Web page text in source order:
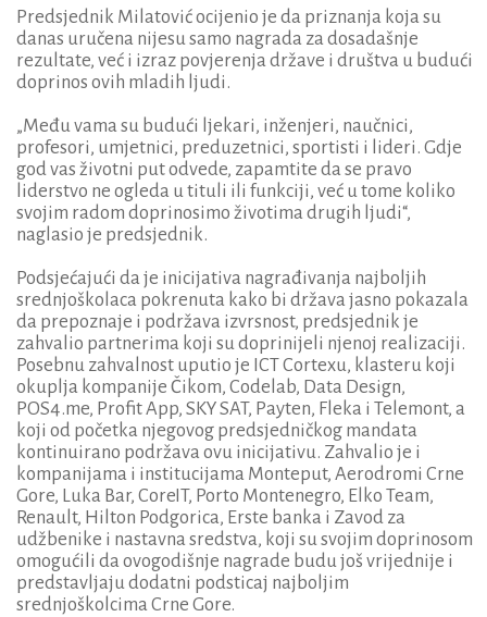
Predsjednik Milatović ocijenio je da priznanja koja su
danas uručena nijesu samo nagrada za dosadašnje
rezultate, već i izraz povjerenja države i društva u budući
doprinos ovih mladih ljudi.
„Među vama su budući ljekari, inženjeri, naučnici,
profesori, umjetnici, preduzetnici, sportisti i lideri. Gdje
god vas životni put odvede, zapamtite da se pravo
liderstvo ne ogleda u tituli ili funkciji, već u tome koliko
svojim radom doprinosimo životima drugih ljudi“,
naglasio je predsjednik.
Podsjećajući da je inicijativa nagrađivanja najboljih
srednjoškolaca pokrenuta kako bi država jasno pokazala
da prepoznaje i podržava izvrsnost, predsjednik je
zahvalio partnerima koji su doprinijeli njenoj realizaciji.
Posebnu zahvalnost uputio je ICT Cortexu, klasteru koji
okuplja kompanije Čikom, Codelab, Data Design,
POS4.me, Profit App, SKY SAT, Payten, Fleka i Telemont, a
koji od početka njegovog predsjedničkog mandata
kontinuirano podržava ovu inicijativu. Zahvalio je i
kompanijama i institucijama Monteput, Aerodromi Crne
Gore, Luka Bar, CoreIT, Porto Montenegro, Elko Team,
Renault, Hilton Podgorica, Erste banka i Zavod za
udžbenike i nastavna sredstva, koji su svojim doprinosom
omogućili da ovogodišnje nagrade budu još vrijednije i
predstavljaju dodatni podsticaj najboljim
srednjoškolcima Crne Gore.